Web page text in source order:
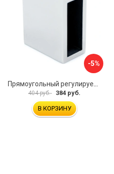
-5%
Прямоугольный регулируемый коннектор трек-стена SERVICE PLUS CK-106D30-PC
404 руб. 384 руб.
В КОРЗИНУ